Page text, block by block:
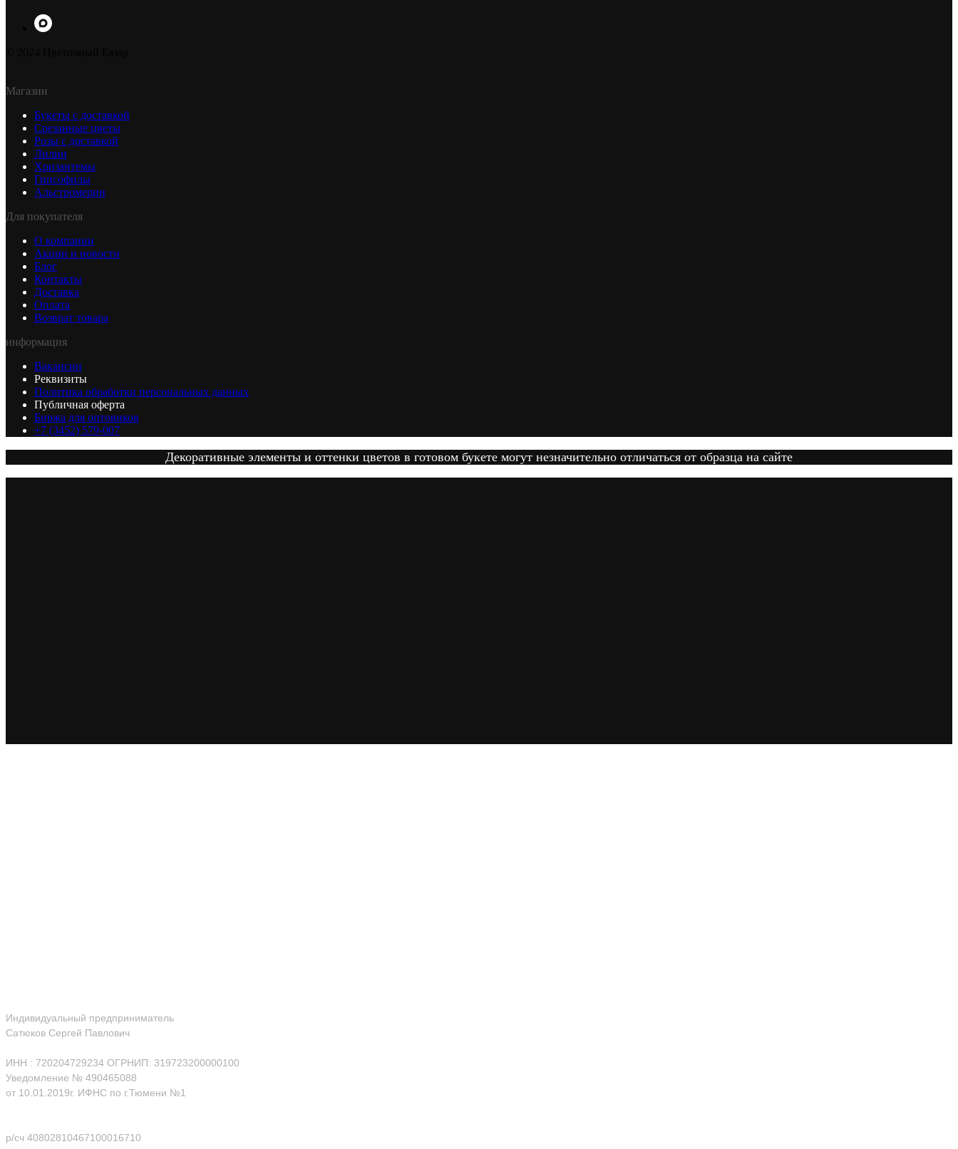
Магазин
Букеты с доставкой
Срезанные цветы
Розы с доставкой
Лилии
Хризантемы
Гипсофилы
Альстромерии
Для покупателя
О компании
Акции и новости
Блог
Контакты
Доставка
Оплата
Возврат товара
информация
Вакансии
Реквизиты
Политика обработки персональных данных
Публичная оферта
Биржа для оптовиков
+7 (3452) 579-007
Декоративные элементы и оттенки цветов в готовом букете могут незначительно отличаться от образца на сайте
Индивидуальный предприниматель
Сатюков Сергей Павлович
ИНН : 720204729234 ОГРНИП: 319723200000100
Уведомление № 490465088
от 10.01.2019г. ИФНС по г.Тюмени №1
р/сч 40802810467100016710